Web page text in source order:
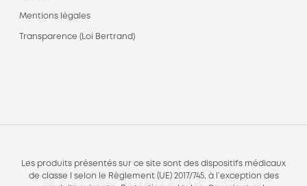
Mentions légales
Transparence (Loi Bertrand)
Les produits présentés sur ce site sont des dispositifs médicaux
de classe I selon le Règlement (UE) 2017/745, à l’exception des